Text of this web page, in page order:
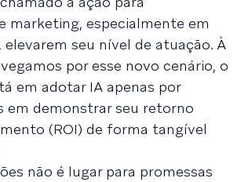
marketing, especialmente em
elevarem seu nível de atuação. À
por esse novo cenário, o
em adotar IA apenas por
em demonstrar seu retorno
(ROI) de forma tangível
não é lugar para promessas